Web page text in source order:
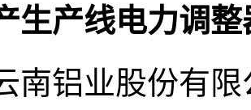
生产线电力调整
南铝业股份有